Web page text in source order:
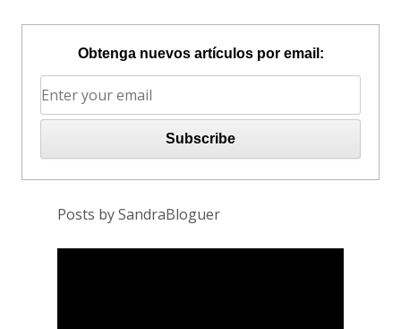
Obtenga nuevos artículos por email:
Posts by SandraBloguer